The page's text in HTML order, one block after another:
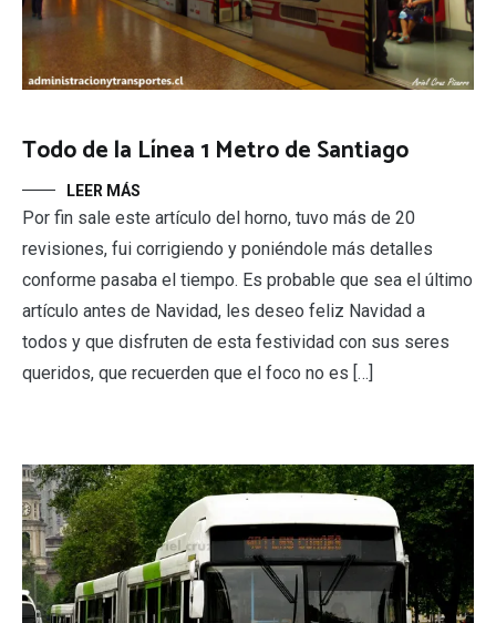
Todo de la Línea 1 Metro de Santiago
LEER MÁS
Por fin sale este artículo del horno, tuvo más de 20
revisiones, fui corrigiendo y poniéndole más detalles
conforme pasaba el tiempo. Es probable que sea el último
artículo antes de Navidad, les deseo feliz Navidad a
todos y que disfruten de esta festividad con sus seres
queridos, que recuerden que el foco no es […]